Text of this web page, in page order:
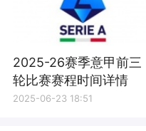
2025-26赛季意甲前三
轮比赛赛程时间详情
2025-06-23 18:51